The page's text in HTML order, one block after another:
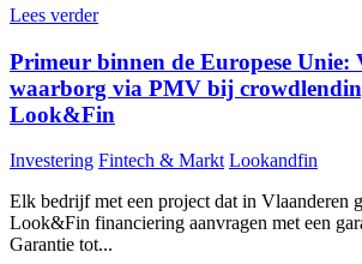
Lees verder
Primeur binnen de Europese Unie:
waarborg via PMV bij
Look&Fin
Investering Fintech & Markt Lookandfin
Elk bedrijf met een project dat in Vlaanderen
Look&Fin financiering aanvragen met een
Garantie tot...